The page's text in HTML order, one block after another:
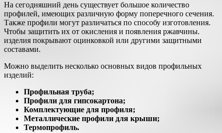
На сегодняшний день существует большое количество
профилей, имеющих различную форму поперечного сечения.
Также профили могут различаться по способу изготовления.
Чтобы защитить их от окисления и появления ржавчины.
изделия покрывают оцинковкой или другими защитными
составами.
Можно выделить несколько основных видов профильных
изделий:
Профильная труба;
Профили для гипсокартона;
Комплектующие для профиля;
Металлические профили для крыши;
Термопрофиль.